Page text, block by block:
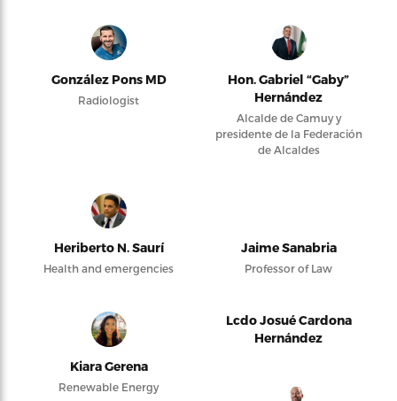
González Pons MD
Radiologist
Hon. Gabriel “Gaby”
Hernández
Alcalde de Camuy y
presidente de la Federación
de Alcaldes
Heriberto N. Saurí
Health and emergencies
Jaime Sanabria
Professor of Law
Kiara Gerena
Renewable Energy
Lcdo Josué Cardona
Hernández